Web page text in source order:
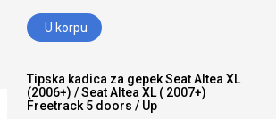
U korpu
Tipska kadica za gepek Seat Altea XL
(2006+) / Seat Altea XL ( 2007+)
Freetrack 5 doors / Up